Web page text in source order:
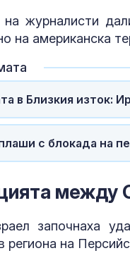
журналисти
на американска
в Близкия изток:
с блокада на
започнаха
региона на